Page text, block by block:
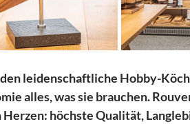
leidenschaftliche Hobby-
alles, was sie brauchen.
Herzen: höchste Qualität,